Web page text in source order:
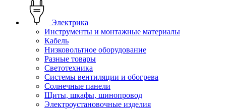
Электрика
Инструменты и монтажные материалы
Кабель
Низковольтное оборудование
Разные товары
Светотехника
Системы вентиляции и обогрева
Солнечные панели
Щиты, шкафы, шинопровод
Электроустановочные изделия